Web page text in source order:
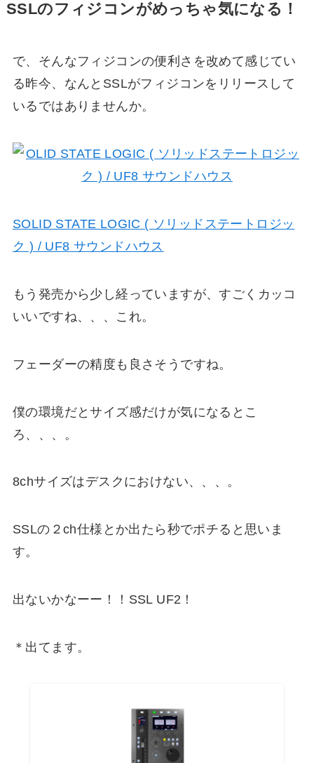
SSLのフィジコンがめっちゃ気になる！
で、そんなフィジコンの便利さを改めて感じてい
る昨今、なんとSSLがフィジコンをリリースして
いるではありませんか。
SOLID STATE LOGIC ( ソリッドステートロジッ
ク ) / UF8 サウンドハウス
もう発売から少し経っていますが、すごくカッコ
いいですね、、、これ。
フェーダーの精度も良さそうですね。
僕の環境だとサイズ感だけが気になるとこ
ろ、、、。
8chサイズはデスクにおけない、、、。
SSLの２ch仕様とか出たら秒でポチると思いま
す。
出ないかなーー！！SSL UF2！
＊出てます。